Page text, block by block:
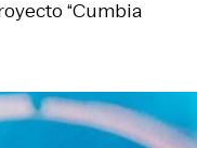
“Cumbia